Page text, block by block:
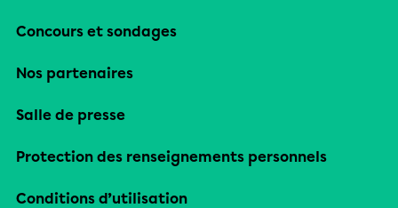
Concours et sondages
Nos partenaires
Salle de presse
Protection des renseignements personnels
Conditions d’utilisation